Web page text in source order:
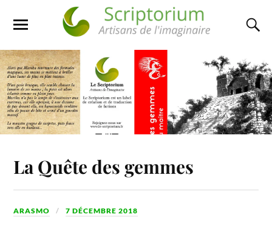
La Quête des gemmes
ARASMO 7 DÉCEMBRE 2018